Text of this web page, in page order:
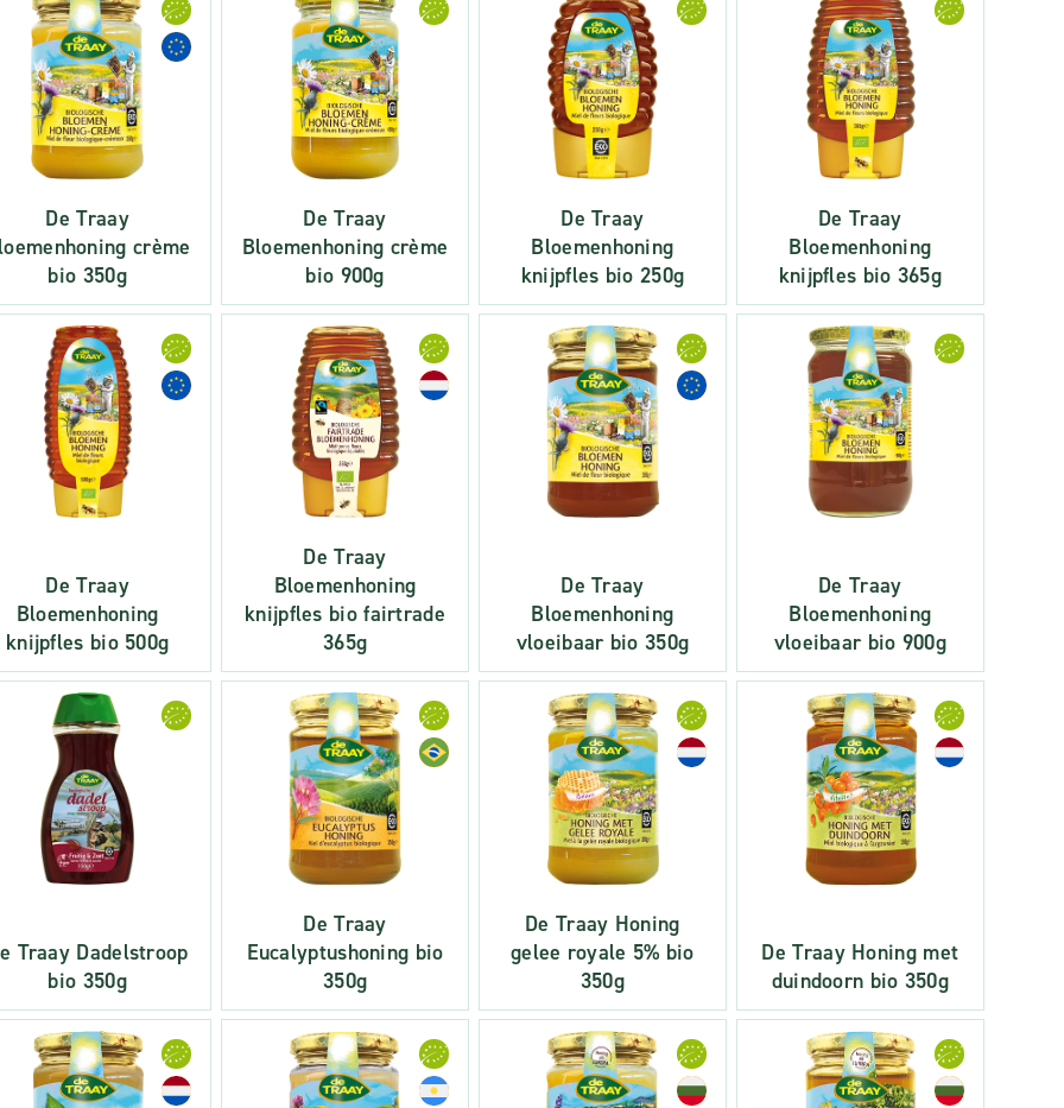
De Traay
crème
bio 350g
De Traay
Bloemenhoning crème
bio 900g
De Traay
Bloemenhoning
knijpfles bio 250g
De Traay
Bloemenhoning
knijpfles bio 365g
De Traay
Bloemenhoning
knijpfles bio 500g
De Traay
Bloemenhoning
knijpfles bio fairtrade
365g
De Traay
Bloemenhoning
vloeibaar bio 350g
De Traay
Bloemenhoning
vloeibaar bio 900g
Traay Dadelstroop
bio 350g
De Traay
Eucalyptushoning bio
350g
De Traay Honing
gelee royale 5% bio
350g
De Traay Honing met
duindoorn bio 350g